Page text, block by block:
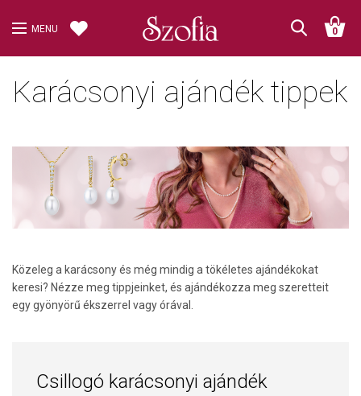
MENU 0
Karácsonyi ajándék tippek
Közeleg a karácsony és még mindig a tökéletes ajándékokat
keresi? Nézze meg tippjeinket, és ajándékozza meg szeretteit
egy gyönyörű ékszerrel vagy órával.
Csillogó karácsonyi ajándék